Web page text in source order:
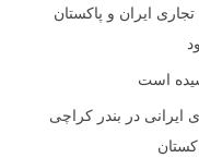
ایران و پاکستان
است
ایرانی در بندر کراچی